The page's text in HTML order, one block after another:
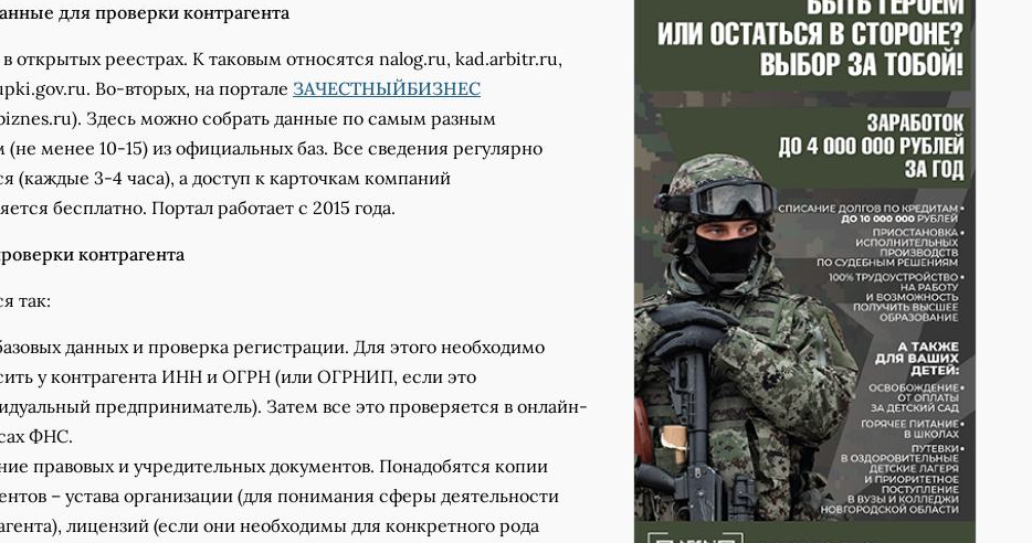
для проверки контрагента
открытых реестрах. К таковым относятся nalog.ru, kad.arbitr.ru,
Во-вторых, на портале ЗАЧЕСТНЫЙБИЗНЕС
Здесь можно собрать данные по самым разным
(не менее 10-15) из официальных баз. Все сведения регулярно
(каждые 3-4 часа), а доступ к карточкам компаний
бесплатно. Портал работает с 2015 года.
контрагента
так:
данных и проверка регистрации. Для этого необходимо
у контрагента ИНН и ОГРН (или ОГРНИП, если это
предприниматель). Затем все это проверяется в онлайн-
ФНС.
правовых и учредительных документов. Понадобятся копии
– устава организации (для понимания сферы деятельности
лицензий (если они необходимы для конкретного рода